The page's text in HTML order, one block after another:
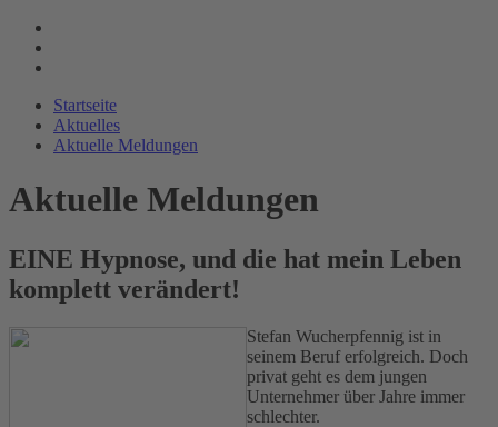
Startseite
Aktuelles
Aktuelle Meldungen
Aktuelle Meldungen
EINE Hypnose, und die hat mein Leben
komplett verändert!
Stefan Wucherpfennig ist in
seinem Beruf erfolgreich. Doch
privat geht es dem jungen
Unternehmer über Jahre immer
schlechter.